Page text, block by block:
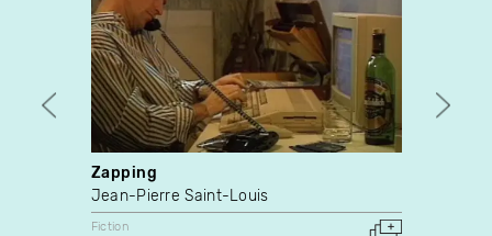
Zapping
Jean-Pierre Saint-Louis
Fiction